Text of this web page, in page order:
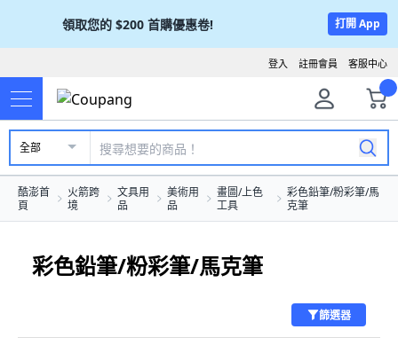
領取您的 $200 首購優惠卷! 打開 App
客服中心
註冊會員
登入
全部
酷澎首
頁
火箭跨
境
文具用
品
美術用
品
畫圖/上色
工具
彩色鉛筆/粉彩筆/馬
克筆
彩色鉛筆/粉彩筆/馬克筆
篩選器